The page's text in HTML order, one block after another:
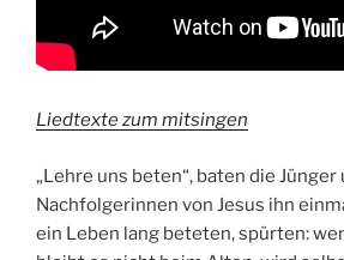
Liedtexte zum mitsingen
„Lehre uns beten“, baten die Jünger
Nachfolgerinnen von Jesus ihn
ein Leben lang beteten, spürten: